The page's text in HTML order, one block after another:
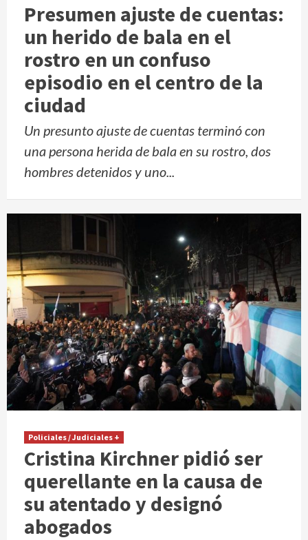
Presumen ajuste de cuentas:
un herido de bala en el
rostro en un confuso
episodio en el centro de la
ciudad
Un presunto ajuste de cuentas terminó con
una persona herida de bala en su rostro, dos
hombres detenidos y uno...
Policiales / Judiciales +
Cristina Kirchner pidió ser
querellante en la causa de
su atentado y designó
abogados